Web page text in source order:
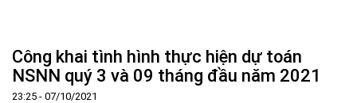
Lịch sử hình thành và phát triển
Tầm nhìn - Sứ mệnh
Tin tức - sự kiện
Ban Quản lý Khu
Quy hoạch
Công khai tình hình thực hiện dự toán
NSNN quý 3 và 09 tháng đầu năm 2021
23:25 - 07/10/2021